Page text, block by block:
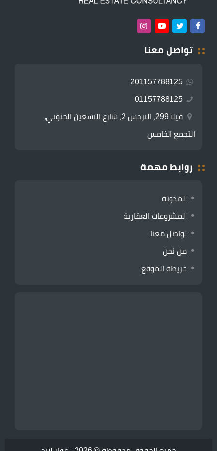
تواصل معنا
201157788125
01157788125
فيلا 299، النرجس 2، شارع التسعين الجنوبي،
التجمع الخامس
روابط مهمة
المدونة
المشروعات العقارية
تواصل معنا
من نحن
خريطة الموقع